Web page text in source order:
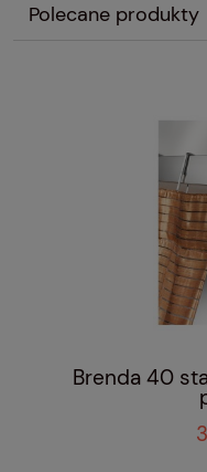
Polecane produkty
Brenda 40